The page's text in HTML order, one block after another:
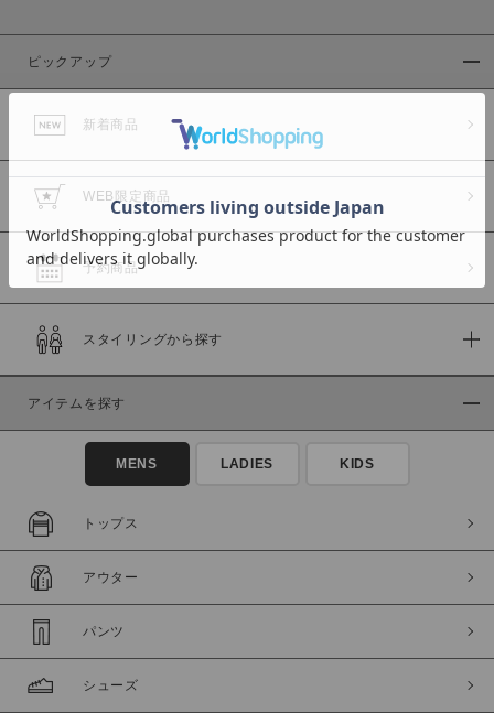
カラー
商品タイプ
通常商品
セール価格
在庫
在庫あり
ピックアップ
新着商品
WEB限定商品
予約商品
スタイリングから探す
アイテムを探す
MENS LADIES KIDS
トップス
アウター
パンツ
シューズ